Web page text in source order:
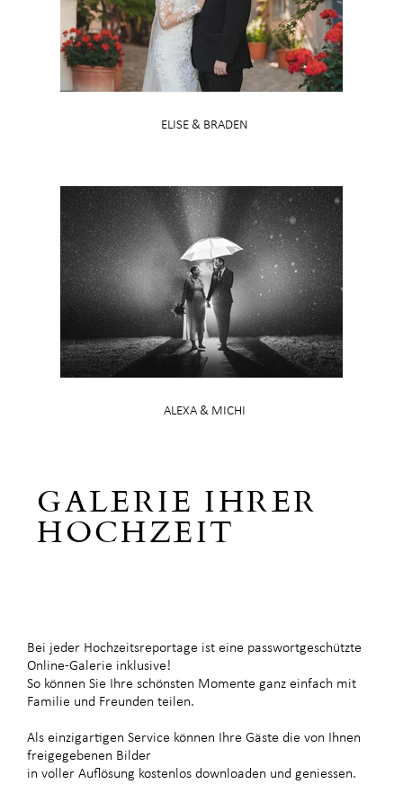
ELISE & BRADEN
ALEXA & MICHI
GALERIE IHRER
HOCHZEIT
Bei jeder Hochzeitsreportage ist eine passwortgeschützte
Online-Galerie inklusive!
So können Sie Ihre schönsten Momente ganz einfach mit
Familie und Freunden teilen.
Als einzigartigen Service können Ihre Gäste die von Ihnen
freigegebenen Bilder
in voller Auflösung kostenlos downloaden und geniessen.